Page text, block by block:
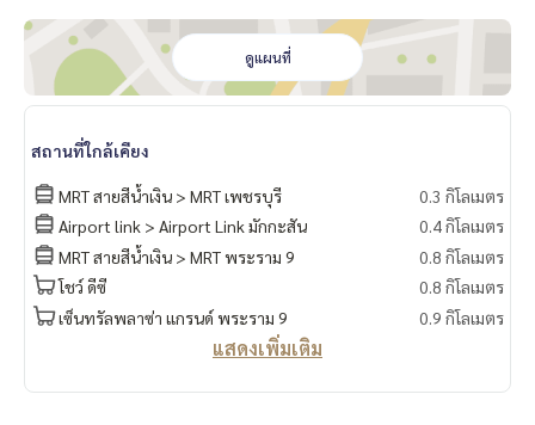
ดูแผนที่
สถานที่ใกล้เคียง
MRT สายสีน้ำเงิน > MRT เพชรบุรี
0.3 กิโลเมตร
Airport link > Airport Link มักกะสัน
0.4 กิโลเมตร
MRT สายสีน้ำเงิน > MRT พระราม 9
0.8 กิโลเมตร
โชว์ ดีซี
0.8 กิโลเมตร
เซ็นทรัลพลาซ่า แกรนด์ พระราม 9
0.9 กิโลเมตร
แสดงเพิ่มเติม